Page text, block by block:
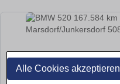
Alle Cookies akzeptieren